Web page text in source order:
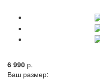
6 990 р.
Ваш размер: